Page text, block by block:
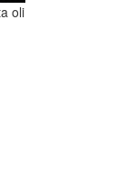
oli